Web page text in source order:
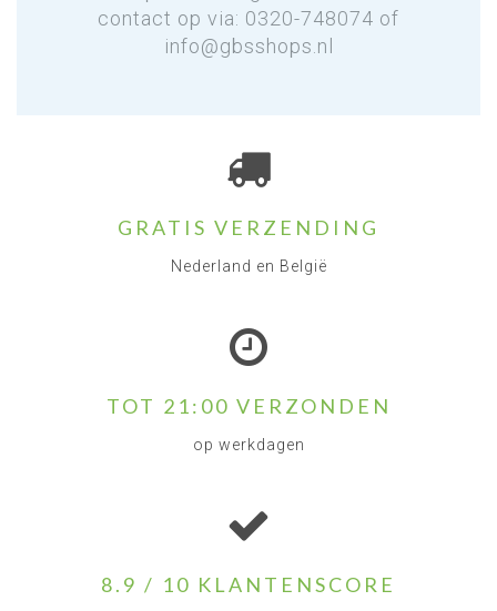
contact op via: 0320-748074 of
info@gbsshops.nl
GRATIS VERZENDING
Nederland en België
TOT 21:00 VERZONDEN
op werkdagen
8.9 / 10 KLANTENSCORE